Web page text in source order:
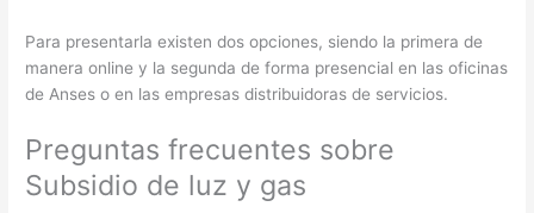
Para presentarla existen dos opciones, siendo la primera de
manera online y la segunda de forma presencial en las oficinas
de Anses o en las empresas distribuidoras de servicios.
Preguntas frecuentes sobre
Subsidio de luz y gas